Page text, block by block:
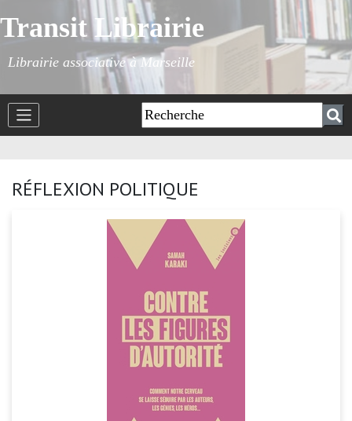
Transit Librairie
Librairie associative à Marseille
RÉFLEXION POLITIQUE